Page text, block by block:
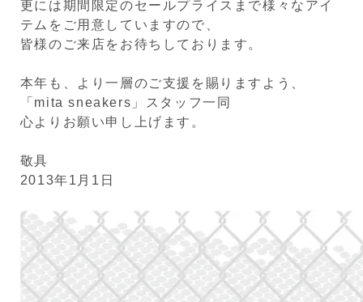
更には期間限定のセールプライスまで様々なアイ
テムをご用意していますので、
皆様のご来店をお待ちしております。
本年も、より一層のご支援を賜りますよう、
「mita sneakers」スタッフ一同
心よりお願い申し上げます。
敬具
2013年1月1日